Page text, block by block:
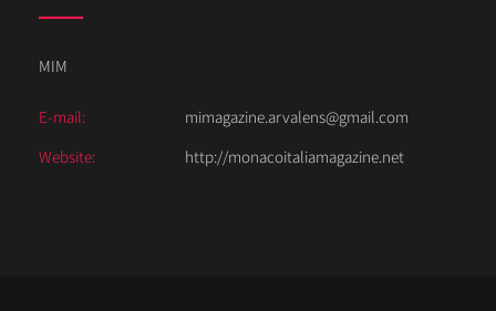
MIM
E-mail:
mimagazine.arvalens@gmail.com
Website:
http://monacoitaliamagazine.net